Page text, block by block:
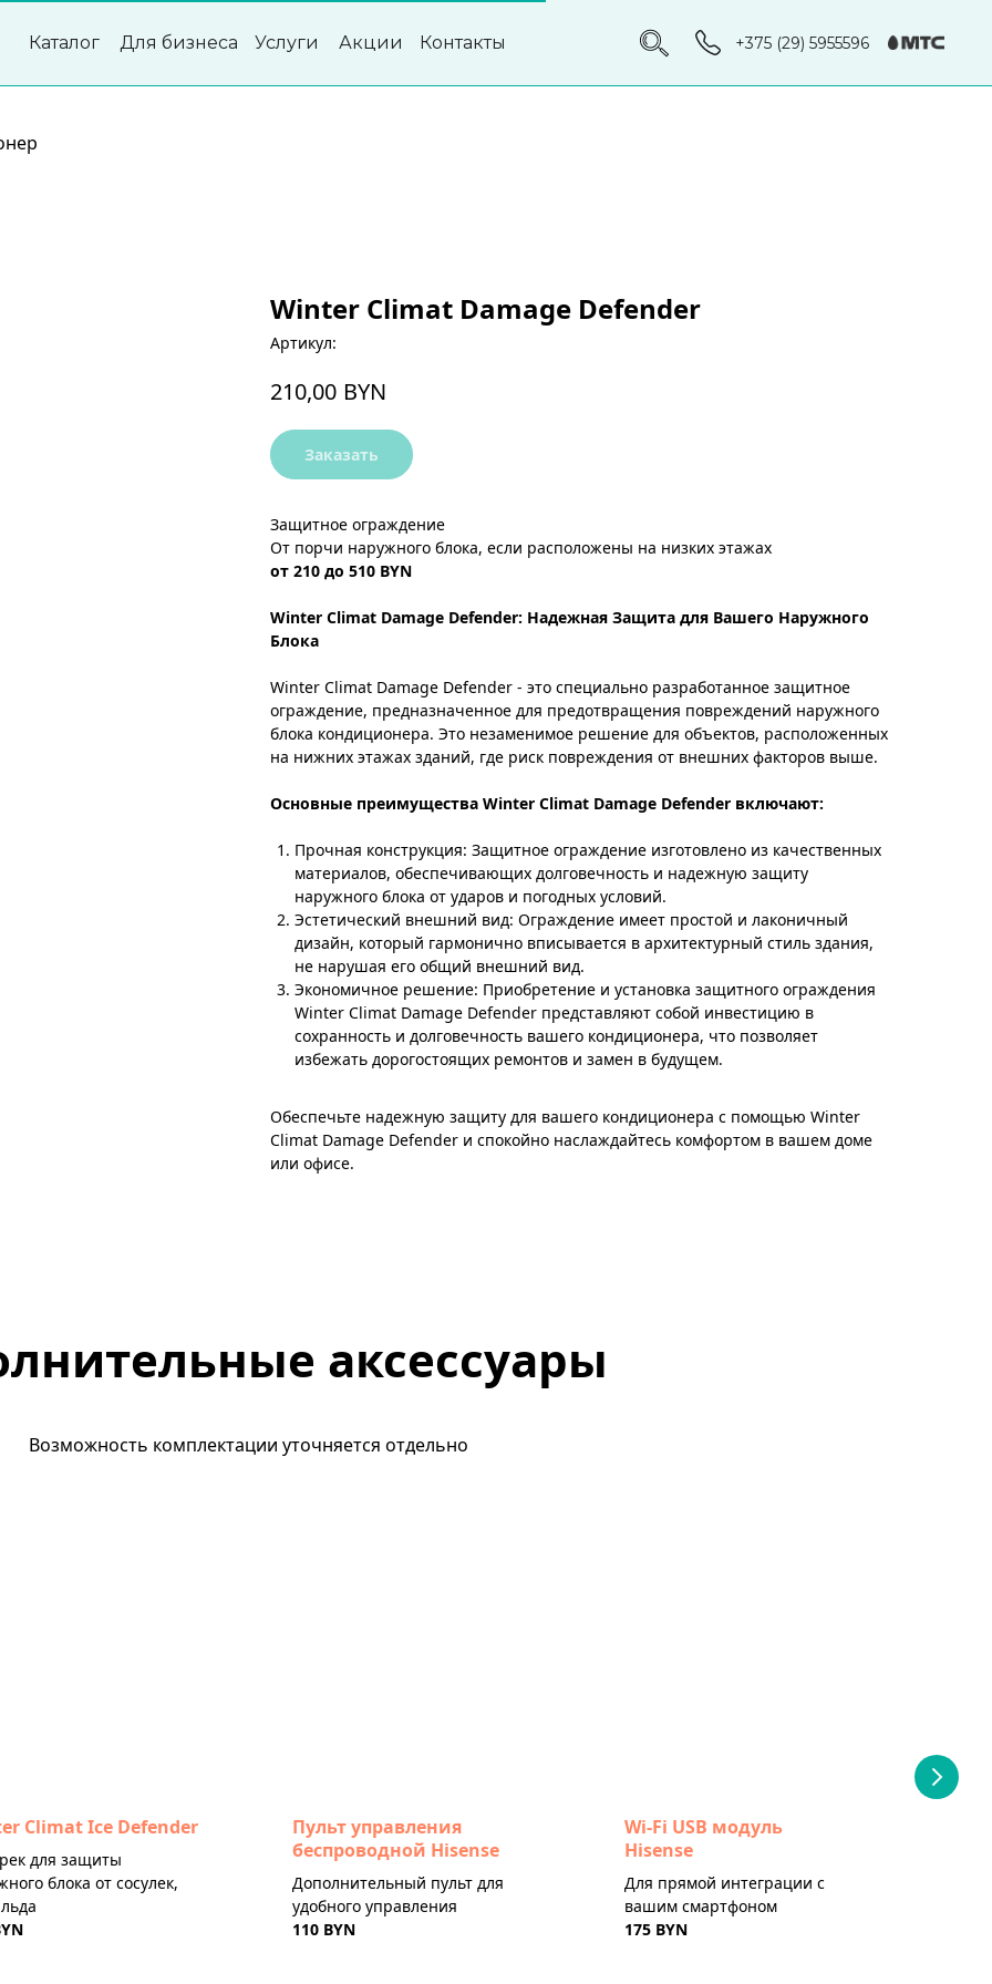
Акции
Для бизнеса
Каталог Услуги Контакты +375 (29) 5955596
Winter Climat Damage Defender
Артикул:
210,00 BYN
Заказать
Защитное ограждение
От порчи наружного блока, если расположены на низких этажах
от 210 до 510 BYN
Winter Climat Damage Defender: Надежная Защита для Вашего Наружного
Блока
Winter Climat Damage Defender - это специально разработанное защитное
ограждение, предназначенное для предотвращения повреждений наружного
блока кондиционера. Это незаменимое решение для объектов, расположенных
на нижних этажах зданий, где риск повреждения от внешних факторов выше.
Основные преимущества Winter Climat Damage Defender включают:
Прочная конструкция: Защитное ограждение изготовлено из качественных
материалов, обеспечивающих долговечность и надежную защиту
наружного блока от ударов и погодных условий.
Эстетический внешний вид: Ограждение имеет простой и лаконичный
дизайн, который гармонично вписывается в архитектурный стиль здания,
не нарушая его общий внешний вид.
Экономичное решение: Приобретение и установка защитного ограждения
Winter Climat Damage Defender представляют собой инвестицию в
сохранность и долговечность вашего кондиционера, что позволяет
избежать дорогостоящих ремонтов и замен в будущем.
Обеспечьте надежную защиту для вашего кондиционера с помощью Winter
Climat Damage Defender и спокойно наслаждайтесь комфортом в вашем доме
или офисе.
аксессуары
Возможность комплектации уточняется отдельно
Climat Ice Defender
для защиты
блока от сосулек,
Пульт управления
беспроводной Hisense
Дополнительный пульт для
удобного управления
110 BYN
Wi-Fi USB модуль
Hisense
Для прямой интеграции с
вашим смартфоном
175 BYN